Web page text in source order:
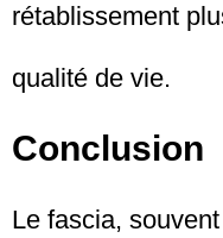
rétablissement
qualité de vie.
Conclusion
Le fascia,